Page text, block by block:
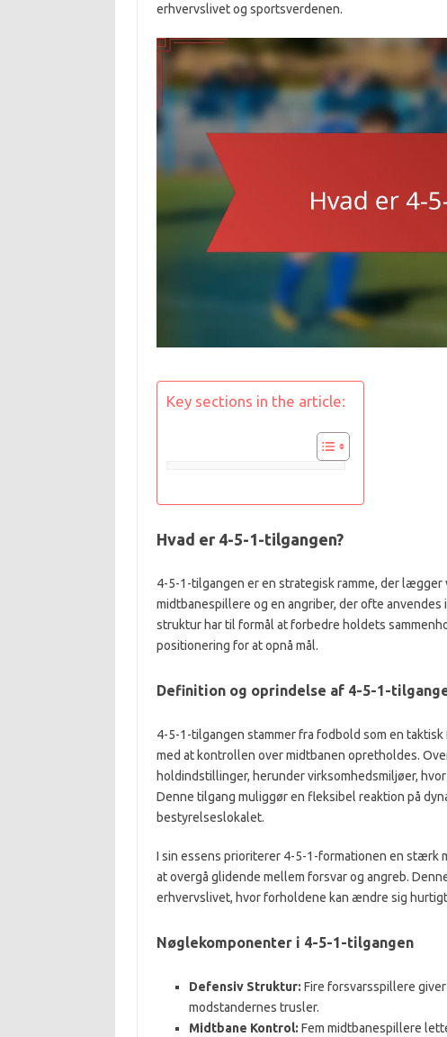
erhvervslivet og sportsverdenen.
Key sections in the article:
Hvad er 4-5-1-tilgangen?
4-5-1-tilgangen er en strategisk ramme, der
midtbanespillere og en angriber, der ofte
struktur har til formål at forbedre holdets
positionering for at opnå mål.
Definition og oprindelse af 4-5-1-
4-5-1-tilgangen stammer fra fodbold som en
med at kontrollen over midtbanen opretholdes.
holdindstillinger, herunder virksomhedsmiljøer,
Denne tilgang muliggør en fleksibel reaktion på
bestyrelseslokalet.
I sin essens prioriterer 4-5-1-formationen en
at overgå glidende mellem forsvar og angreb.
erhvervslivet, hvor forholdene kan ændre sig
Nøglekomponenter i 4-5-1-tilgangen
Defensiv Struktur: Fire forsvarsspillere
modstandernes trusler.
Midtbane Kontrol: Fem midtbanespillere